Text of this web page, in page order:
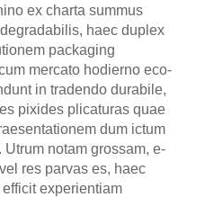
ex charta summus
haec duplex
packaging
mercato hodierno eco-
in tradendo durabile,
pixides plicaturas quae
dum ictum
notam grossam, e-
res parvas es, haec
experientiam